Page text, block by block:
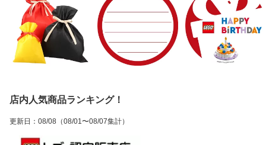
店内人気商品ランキング！
更新日 ： 08/08 （08/01〜08/07集計）